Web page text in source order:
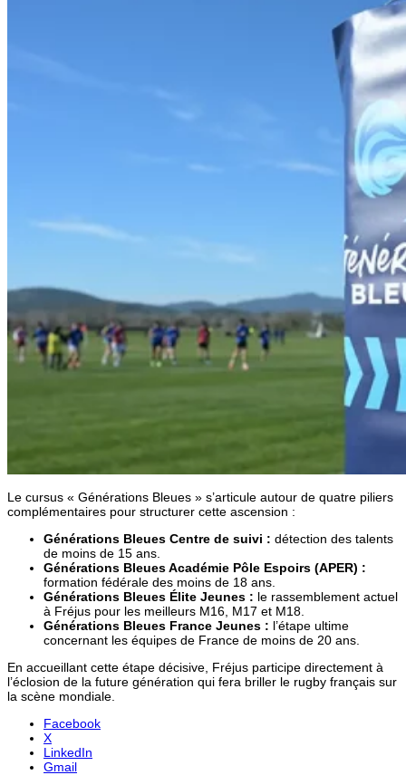
Le cursus « Générations Bleues » s’articule autour de quatre piliers
complémentaires pour structurer cette ascension :
Générations Bleues Centre de suivi : détection des talents
de moins de 15 ans.
Générations Bleues Académie Pôle Espoirs (APER) :
formation fédérale des moins de 18 ans.
Générations Bleues Élite Jeunes : le rassemblement actuel
à Fréjus pour les meilleurs M16, M17 et M18.
Générations Bleues France Jeunes : l’étape ultime
concernant les équipes de France de moins de 20 ans.
En accueillant cette étape décisive, Fréjus participe directement à
l’éclosion de la future génération qui fera briller le rugby français sur
la scène mondiale.
Facebook
X
LinkedIn
Gmail